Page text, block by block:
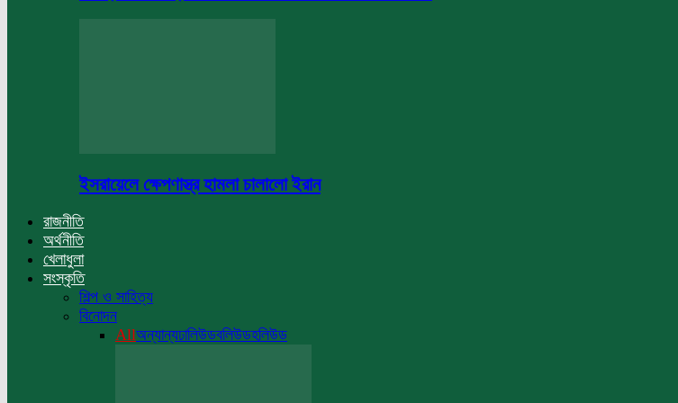
ইসরায়েলে ক্ষেপণাস্ত্র হামলা চালালো ইরান
রাজনীতি
অর্থনীতি
খেলাধুলা
সংস্কৃতি
শিল্প ও সাহিত্য
বিনোদন
Allঅন্যান্যঢালিউডবলিউডহলিউড